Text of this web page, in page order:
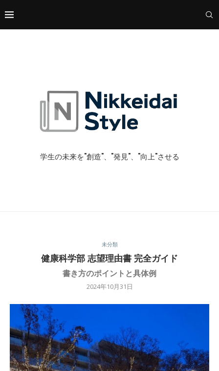
学生の未来を"創造"、"発見"、"向上"させる
未分類
健康科学部 志望理由書 完全ガイド
書き方のポイントと具体例
2024年10月31日